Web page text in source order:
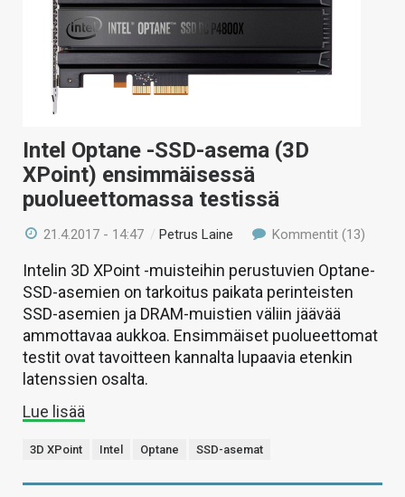
Intel Optane -SSD-asema (3D
XPoint) ensimmäisessä
puolueettomassa testissä
21.4.2017 - 14:47 / Petrus Laine Kommentit (13)
Intelin 3D XPoint -muisteihin perustuvien Optane-
SSD-asemien on tarkoitus paikata perinteisten
SSD-asemien ja DRAM-muistien väliin jäävää
ammottavaa aukkoa. Ensimmäiset puolueettomat
testit ovat tavoitteen kannalta lupaavia etenkin
latenssien osalta.
Lue lisää
3D XPoint Intel Optane SSD-asemat